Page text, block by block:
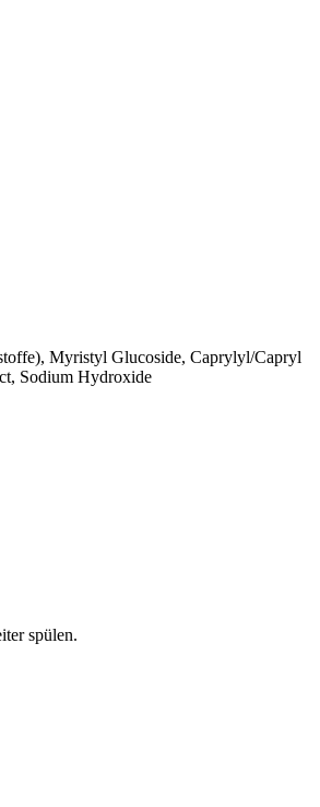
Myristyl Glucoside, Caprylyl/Capryl
Sodium Hydroxide
spülen.